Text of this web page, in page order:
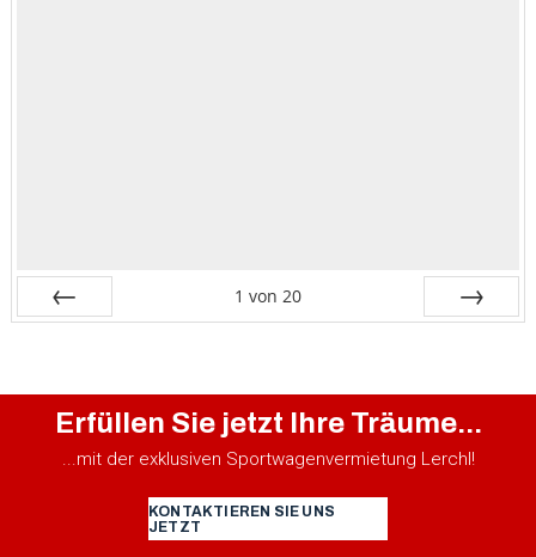
1 von 20
Erfüllen Sie jetzt Ihre Träume...
...mit der exklusiven Sportwagenvermietung Lerchl!
KONTAKTIEREN SIE UNS
JETZT